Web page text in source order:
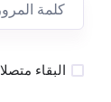
البقاء متصلا